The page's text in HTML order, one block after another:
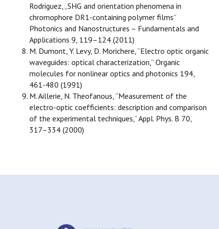
Rodriguez, „SHG and orientation phenomena in
chromophore DR1-containing polymer films”
Photonics and Nanostructures – Fundamentals and
Applications 9, 119–124 (2011)
M. Dumont, Y. Levy, D. Morichere, “Electro optic organic
waveguides: optical characterization,” Organic
molecules for nonlinear optics and photonics 194,
461-480 (1991)
M. Aillerie, N. Theofanous, “Measurement of the
electro-optic coefficients: description and comparison
of the experimental techniques,” Appl. Phys. B 70,
317–334 (2000)